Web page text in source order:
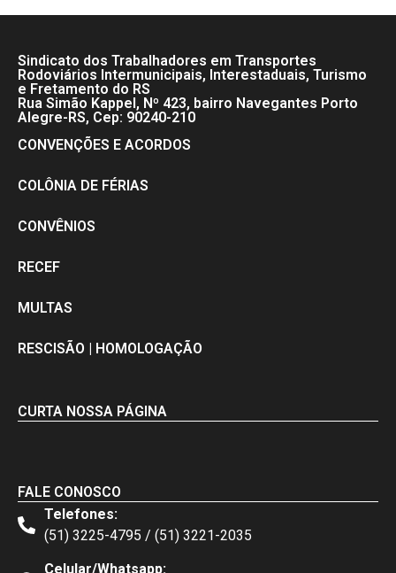
Sindicato dos Trabalhadores em Transportes
Rodoviários Intermunicipais, Interestaduais, Turismo
e Fretamento do RS
Rua Simão Kappel, Nº 423, bairro Navegantes Porto
Alegre-RS, Cep: 90240-210
CONVENÇÕES E ACORDOS
COLÔNIA DE FÉRIAS
CONVÊNIOS
RECEF
MULTAS
RESCISÃO | HOMOLOGAÇÃO
CURTA NOSSA PÁGINA
FALE CONOSCO
Telefones:
(51) 3225-4795 / (51) 3221-2035
Celular/Whatsapp: